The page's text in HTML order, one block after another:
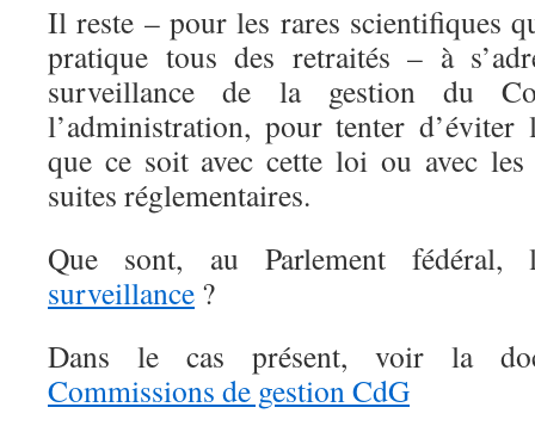
Il reste – pour les rares scientifiques
pratique tous des retraités – à
surveillance de la gestion du
l’administration, pour tenter d’éviter
que ce soit avec cette loi ou avec les
suites réglementaires.
Que sont, au Parlement
surveillance ?
Dans le cas présent, voir la
Commissions de gestion CdG